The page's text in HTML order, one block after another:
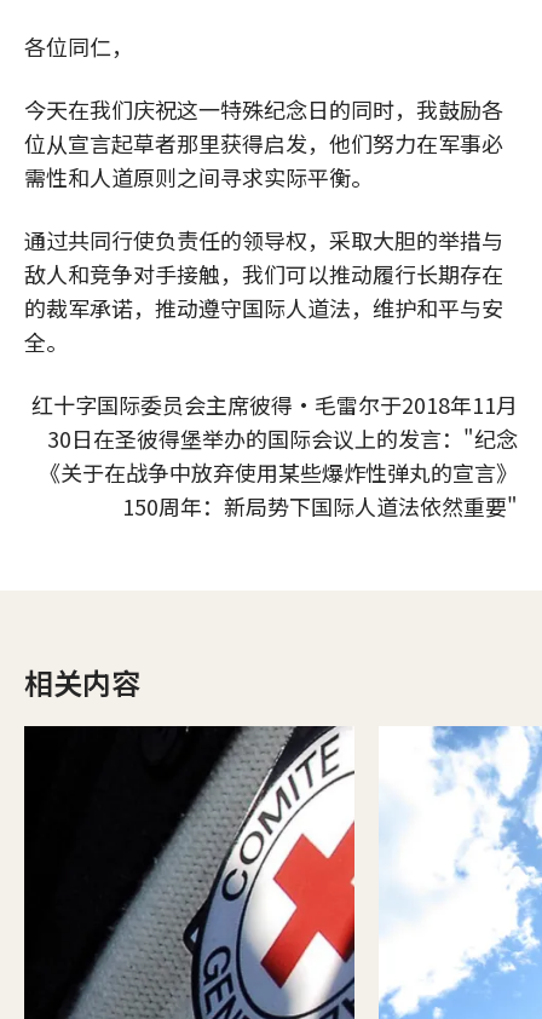
各位同仁，
今天在我们庆祝这一特殊纪念日的同时，我鼓励各
位从宣言起草者那里获得启发，他们努力在军事必
需性和人道原则之间寻求实际平衡。
通过共同行使负责任的领导权，采取大胆的举措与
敌人和竞争对手接触，我们可以推动履行长期存在
的裁军承诺，推动遵守国际人道法，维护和平与安
全。
红十字国际委员会主席彼得·毛雷尔于2018年11月
30日在圣彼得堡举办的国际会议上的发言："纪念
《关于在战争中放弃使用某些爆炸性弹丸的宣言》
150周年：新局势下国际人道法依然重要"
相关内容